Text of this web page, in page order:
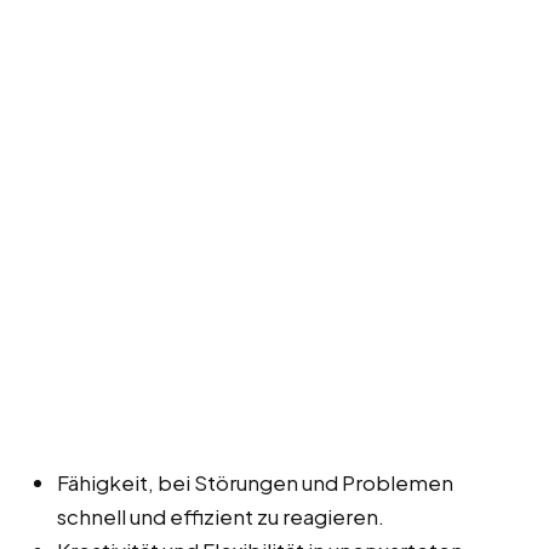
Fähigkeit, bei Störungen und Problemen
schnell und effizient zu reagieren.